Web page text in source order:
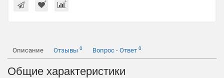
Описание Отзывы 0 Вопрос - Ответ 0
Общие характеристики